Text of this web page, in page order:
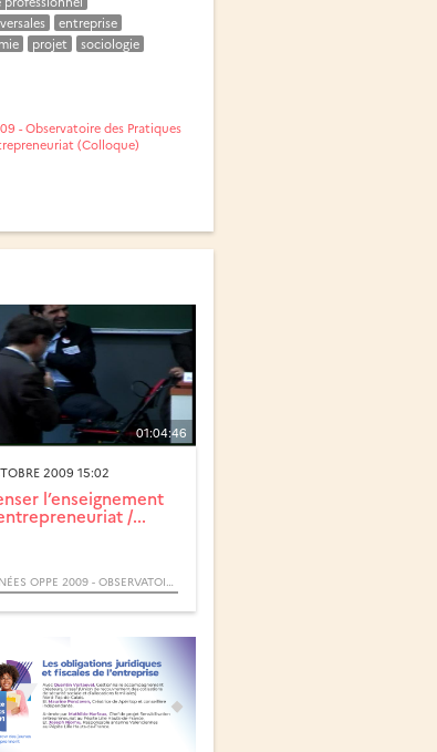
entreprise
projet
sociologie
- Observatoire des Pratiques
(Colloque)
01:04:46
2009 15:02
l’enseignement
/...
JOURNÉES OPPE 2009 - OBSERVATOIRE DES PRATIQUES PÉDAGOGIQUES EN ENTREPRENEURIAT (COLLOQUE)